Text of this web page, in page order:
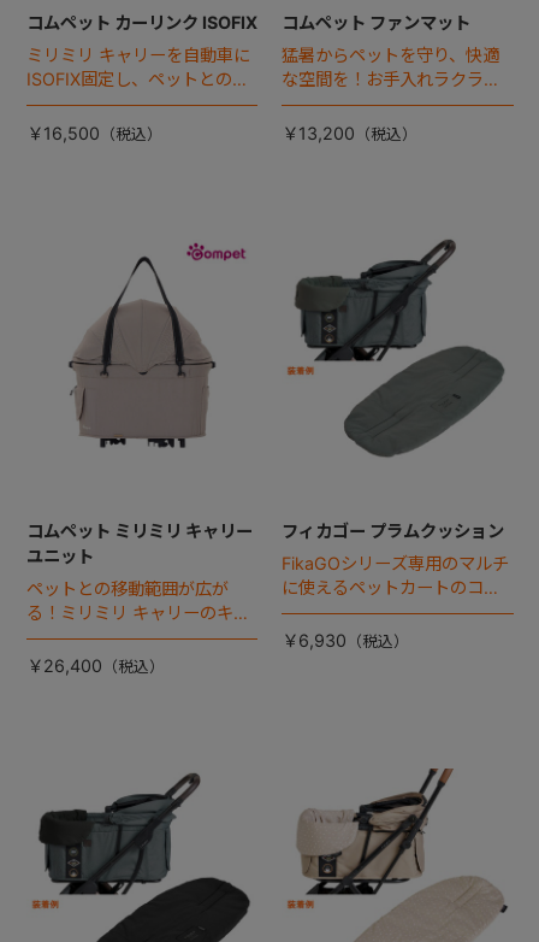
コムペット カーリンク ISOFIX
ミリミリ キャリーを自動車に
ISOFIX固定し、ペットとの車
移動をカンタン・快適に！
￥16,500
コムペット ファンマット
猛暑からペットを守り、快適
な空間を！お手入れラクラク
な「ファンマット」が登場！
￥13,200
コムペット ミリミリ キャリー
ユニット
ペットとの移動範囲が広が
る！ミリミリ キャリーのキャ
リー部単品が登場！
￥26,400
フィカゴー プラムクッション
FikaGOシリーズ専用のマルチ
に使えるペットカートのコー
ナークッション登場。
￥6,930